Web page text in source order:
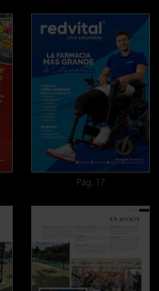
Pág. 17